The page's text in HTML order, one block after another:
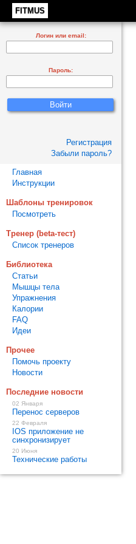
FITMUS
Логин или email:
Пароль:
Регистрация
Забыли пароль?
Главная
Инструкции
Шаблоны тренировок
Посмотреть
Тренер (beta-тест)
Список тренеров
Библиотека
Статьи
Мышцы тела
Упражнения
Калории
FAQ
Идеи
Прочее
Помочь проекту
Новости
Последние новости
02 Января
Перенос серверов
22 Февраля
IOS приложение не
синхронизирует
20 Июня
Технические работы